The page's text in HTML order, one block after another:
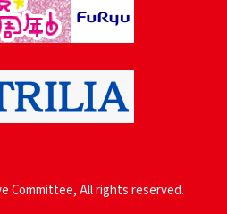
Committee, All rights reserved.